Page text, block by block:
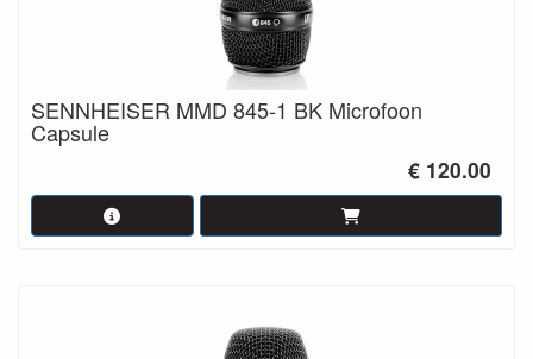
SENNHEISER MMD 845-1 BK Microfoon
Capsule
€ 120.00